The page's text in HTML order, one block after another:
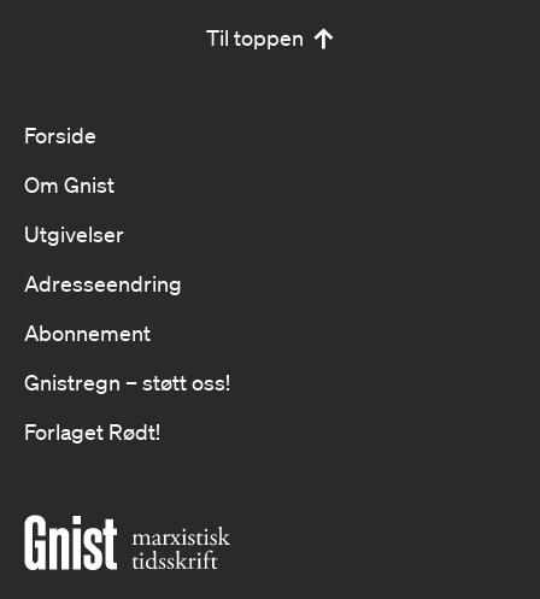
Til toppen
Forside
Om Gnist
Utgivelser
Adresseendring
Abonnement
Gnistregn – støtt oss!
Forlaget Rødt!